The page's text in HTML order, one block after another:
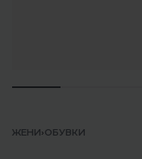
ЖЕНИ›ОБУВКИ